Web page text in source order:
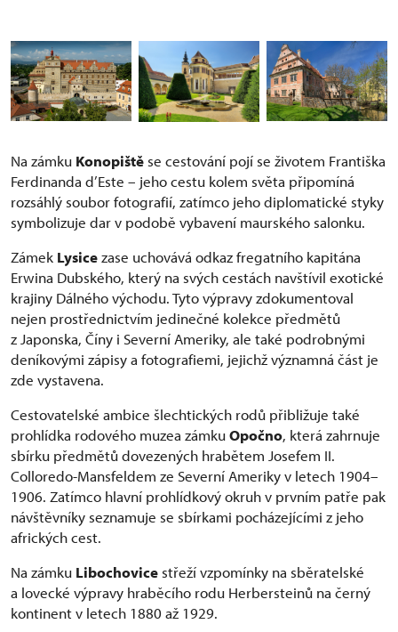
Na zámku Konopiště se cestování pojí se životem Františka
Ferdinanda d’Este – jeho cestu kolem světa připomíná
rozsáhlý soubor fotografií, zatímco jeho diplomatické styky
symbolizuje dar v podobě vybavení maurského salonku.
Zámek Lysicezase uchovává odkaz fregatního kapitána
Erwina Dubského, který na svých cestách navštívil exotické
krajiny Dálného východu. Tyto výpravy zdokumentoval
nejen prostřednictvím jedinečné kolekce předmětů
z Japonska, Číny i Severní Ameriky, ale také podrobnými
deníkovými zápisy a fotografiemi, jejichž významná část je
zde vystavena.
Cestovatelské ambice šlechtických rodů přibližuje také
prohlídka rodového muzea zámkuOpočno, která zahrnuje
sbírku předmětů dovezených hrabětem Josefem II.
Colloredo-Mansfeldem ze Severní Ameriky v letech 1904–
1906. Zatímco hlavní prohlídkový okruh v prvním patře pak
návštěvníky seznamuje se sbírkami pocházejícími z jeho
afrických cest.
Na zámku Libochovice střeží vzpomínky na sběratelské
a lovecké výpravy hraběcího rodu Herbersteinů na černý
kontinent v letech 1880 až 1929.